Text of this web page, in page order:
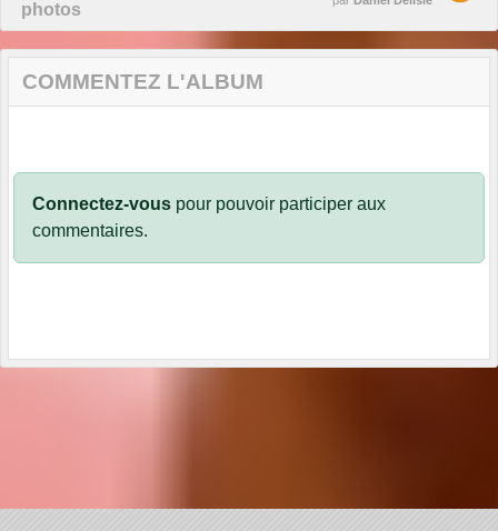
photos
COMMENTEZ L'ALBUM
Connectez-vous pour pouvoir participer aux
commentaires.